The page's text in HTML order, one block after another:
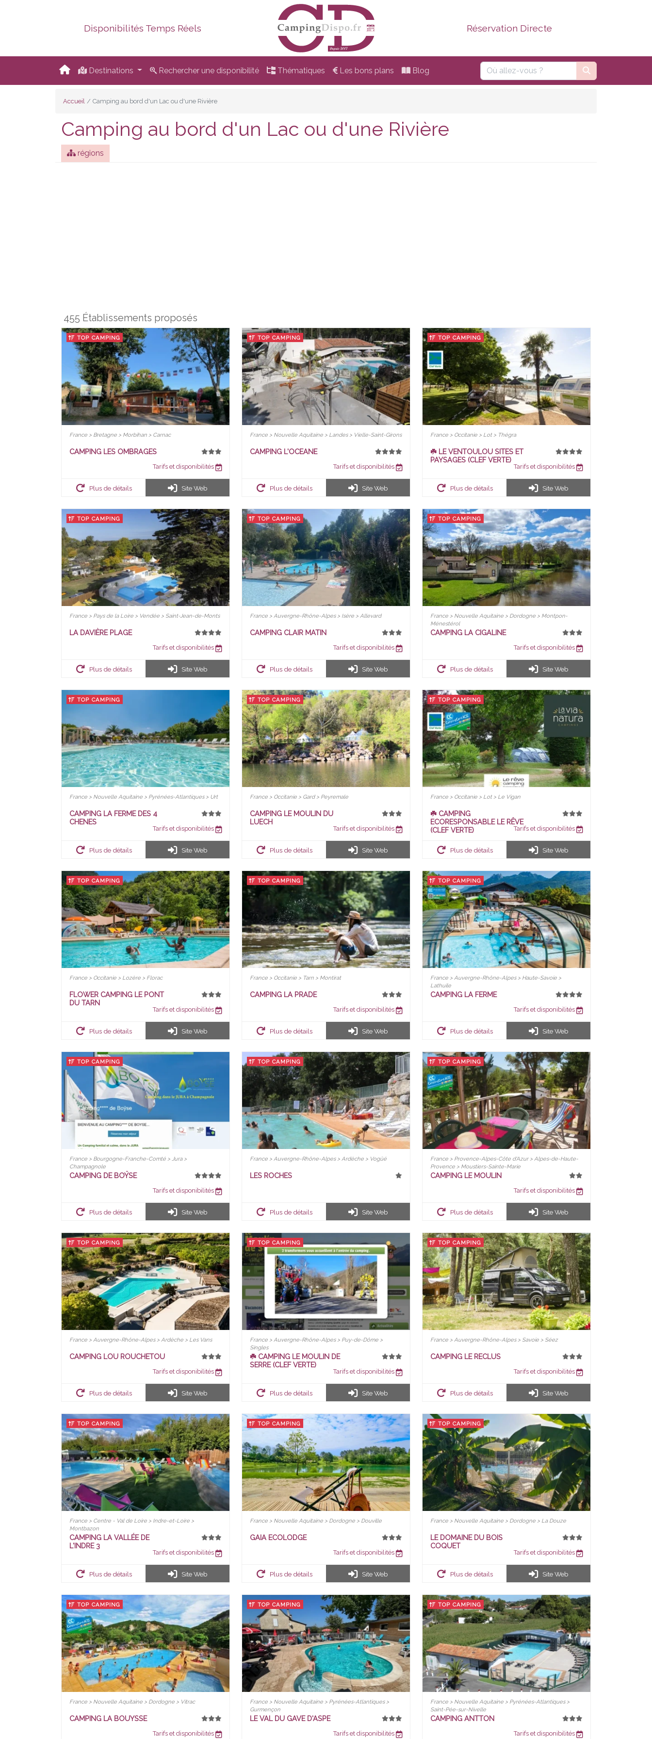
Disponibilités Temps Réels Réservation Directe
Destinations Rechercher une disponibilité Thématiques Les bons plans Blog
Accueil Camping au bord d'un Lac ou d'une Rivière
Camping au bord d'un Lac ou d'une Rivière
régions
455 Établissements proposés
TOP CAMPING
France > Bretagne > Morbihan > Carnac
CAMPING LES OMBRAGES
Tarifs et disponibilités
Plus de détails Site Web
TOP CAMPING
France > Nouvelle Aquitaine > Landes > Vielle-Saint-Girons
CAMPING L'OCEANE
Tarifs et disponibilités
Plus de détails Site Web
TOP CAMPING
France > Occitanie > Lot > Thégra
☘️ LE VENTOULOU SITES ET
PAYSAGES (CLEF VERTE)
Tarifs et disponibilités
Plus de détails Site Web
TOP CAMPING
France > Pays de la Loire > Vendée > Saint-Jean-de-Monts
LA DAVIÈRE PLAGE
Tarifs et disponibilités
Plus de détails Site Web
TOP CAMPING
France > Auvergne-Rhône-Alpes > Isère > Allevard
CAMPING CLAIR MATIN
Tarifs et disponibilités
Plus de détails Site Web
TOP CAMPING
France > Nouvelle Aquitaine > Dordogne > Montpon-
Ménestérol
CAMPING LA CIGALINE
Tarifs et disponibilités
Plus de détails Site Web
TOP CAMPING
France > Nouvelle Aquitaine > Pyrénées-Atlantiques > Urt
CAMPING LA FERME DES 4
CHENES
Tarifs et disponibilités
Plus de détails Site Web
TOP CAMPING
France > Occitanie > Gard > Peyremale
CAMPING LE MOULIN DU
LUECH
Tarifs et disponibilités
Plus de détails Site Web
TOP CAMPING
France > Occitanie > Lot > Le Vigan
☘️ CAMPING
ECORESPONSABLE LE RÊVE
(CLEF VERTE)
Tarifs et disponibilités
Plus de détails Site Web
TOP CAMPING
France > Occitanie > Lozère > Florac
FLOWER CAMPING LE PONT
DU TARN
Tarifs et disponibilités
Plus de détails Site Web
TOP CAMPING
France > Occitanie > Tarn > Montirat
CAMPING LA PRADE
Tarifs et disponibilités
Plus de détails Site Web
TOP CAMPING
France > Auvergne-Rhône-Alpes > Haute-Savoie >
Lathuile
CAMPING LA FERME
Tarifs et disponibilités
Plus de détails Site Web
TOP CAMPING
France > Bourgogne-Franche-Comté > Jura >
Champagnole
CAMPING DE BOŸSE
Tarifs et disponibilités
Plus de détails Site Web
TOP CAMPING
France > Auvergne-Rhône-Alpes > Ardèche > Vogüé
LES ROCHES
Plus de détails Site Web
TOP CAMPING
France > Provence-Alpes-Côte d'Azur > Alpes-de-Haute-
Provence > Moustiers-Sainte-Marie
CAMPING LE MOULIN
Tarifs et disponibilités
Plus de détails Site Web
TOP CAMPING
France > Auvergne-Rhône-Alpes > Ardèche > Les Vans
CAMPING LOU ROUCHETOU
Tarifs et disponibilités
Plus de détails Site Web
TOP CAMPING
France > Auvergne-Rhône-Alpes > Puy-de-Dôme >
Singles
☘️ CAMPING LE MOULIN DE
SERRE (CLEF VERTE)
Tarifs et disponibilités
Plus de détails Site Web
TOP CAMPING
France > Auvergne-Rhône-Alpes > Savoie > Séez
CAMPING LE RECLUS
Tarifs et disponibilités
Plus de détails Site Web
TOP CAMPING
France > Centre - Val de Loire > Indre-et-Loire >
Montbazon
CAMPING LA VALLÉE DE
L'INDRE 3
Tarifs et disponibilités
Plus de détails Site Web
TOP CAMPING
France > Nouvelle Aquitaine > Dordogne > Douville
GAIA ECOLODGE
Tarifs et disponibilités
Plus de détails Site Web
TOP CAMPING
France > Nouvelle Aquitaine > Dordogne > La Douze
LE DOMAINE DU BOIS
COQUET
Tarifs et disponibilités
Plus de détails Site Web
TOP CAMPING
France > Nouvelle Aquitaine > Dordogne > Vitrac
CAMPING LA BOUYSSE
Tarifs et disponibilités
TOP CAMPING
France > Nouvelle Aquitaine > Pyrénées-Atlantiques >
Gurmençon
LE VAL DU GAVE D'ASPE
Tarifs et disponibilités
TOP CAMPING
France > Nouvelle Aquitaine > Pyrénées-Atlantiques >
Saint-Pée-sur-Nivelle
CAMPING ANTTON
Tarifs et disponibilités